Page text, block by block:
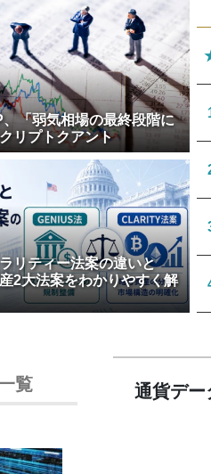
「弱気相場の最終段階に
リプトクアント
リティー法案の違いと
2大法案をわかりやすく解
覧 通貨デー